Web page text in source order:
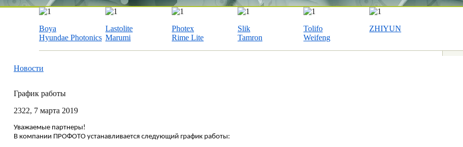
Boya
Hyundae Photonics
Lastolite
Marumi
Photex
Rime Lite
Slik
Tamron
Tolifo
Weifeng
ZHIYUN
Новости
График работы
2322, 7 марта 2019
Уважаемые партнеры!
В компании ПРОФОТО устанавливается следующий график работы: